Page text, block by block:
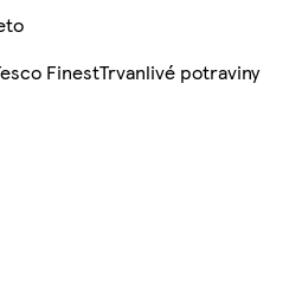
FinestTrvanlivé potraviny